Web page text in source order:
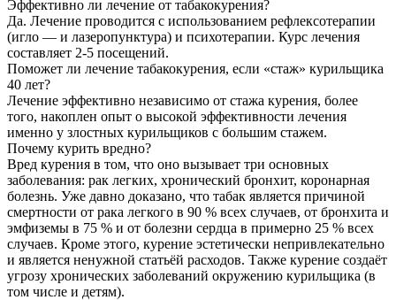
Эффективно ли лечение от табакокурения?
Да. Лечение проводится с использованием рефлексотерапии
(игло — и лазеропунктура) и психотерапии. Курс лечения
составляет 2-5 посещений.
Поможет ли лечение табакокурения, если «стаж» курильщика
40 лет?
Лечение эффективно независимо от стажа курения, более
того, накоплен опыт о высокой эффективности лечения
именно у злостных курильщиков с большим стажем.
Почему курить вредно?
Вред курения в том, что оно вызывает три основных
заболевания: рак легких, хронический бронхит, коронарная
болезнь. Уже давно доказано, что табак является причиной
смертности от рака легкого в 90 % всех случаев, от бронхита и
эмфиземы в 75 % и от болезни сердца в примерно 25 % всех
случаев. Кроме этого, курение эстетически непривлекательно
и является ненужной статьёй расходов. Также курение создаёт
угрозу хронических заболеваний окружению курильщика (в
том числе и детям).